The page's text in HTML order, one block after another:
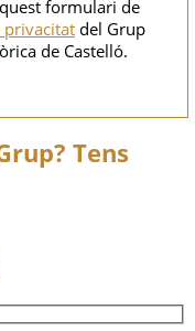
formulari de
privacitat del Grup
de Castelló.
Tens